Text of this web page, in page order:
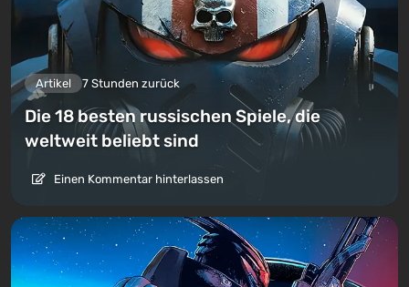
Artikel 7 Stunden zurück
Die 18 besten russischen Spiele, die
weltweit beliebt sind
Einen Kommentar hinterlassen